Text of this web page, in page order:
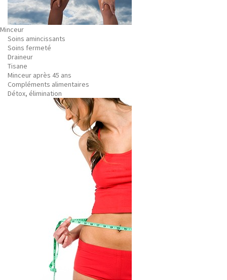
Minceur
Soins amincissants
Soins fermeté
Draineur
Tisane
Minceur après 45 ans
Compléments alimentaires
Détox, élimination